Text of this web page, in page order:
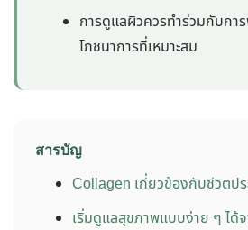
การดูแลผิวควรทำร่วมกับกา
โภชนาการที่เหมาะสม
สารบัญ
Collagen เกี่ยวข้องกับชีวิตปร
เริ่มดูแลสุขภาพแบบง่าย ๆ ได้จ